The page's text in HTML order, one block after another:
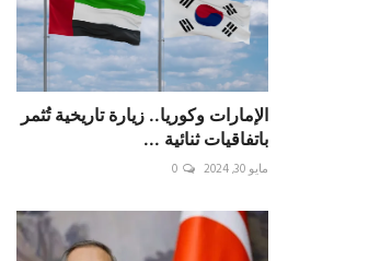
الإمارات وكوريا.. زيارة تاريخية تُثمر
باتفاقيات ثنائية ...
مايو 30, 2024 0